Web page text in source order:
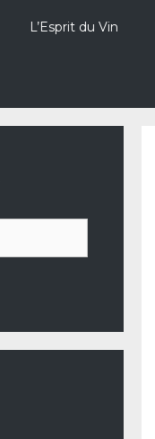
L’Esprit du Vin